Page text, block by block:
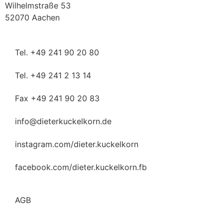
Wilhelmstraße 53
52070 Aachen
Tel. +49 241 90 20 80
Tel. +49 241 2 13 14
Fax +49 241 90 20 83
info@dieterkuckelkorn.de
instagram.com/dieter.kuckelkorn
facebook.com/dieter.kuckelkorn.fb
AGB